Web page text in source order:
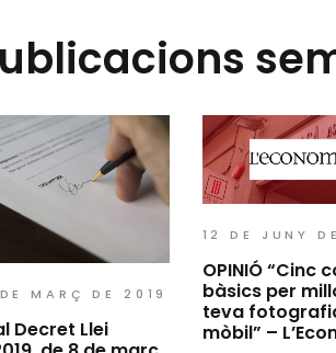
MARÇ DE 2019
Decret Llei
12 DE JUNY
OPINIÓ “Cinc
bàsics per
teva
mòbil” –